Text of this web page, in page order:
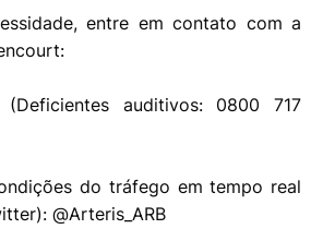
entre em contato com a
auditivos: 0800 717
do tráfego em tempo real
@Arteris_ARB